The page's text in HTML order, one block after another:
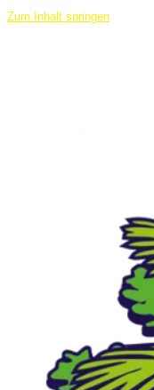
Zum Inhalt springen